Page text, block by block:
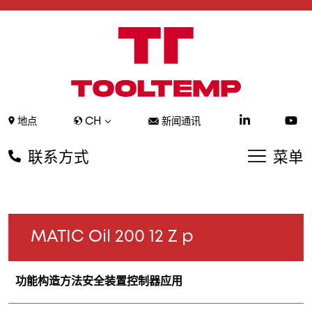
地点 CH 新闻通讯
联系方式 菜单
MATIC Oil 200 12 Z p
功能构造方法安全装置控制器应用